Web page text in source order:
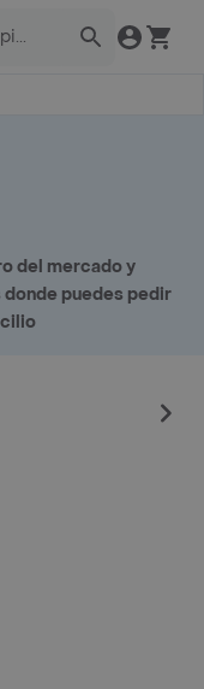
del mercado y
puedes pedir